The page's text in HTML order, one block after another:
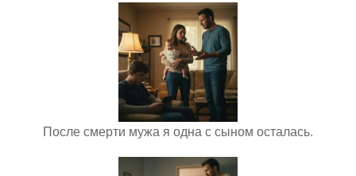
После смерти мужа я одна с сыном осталась.